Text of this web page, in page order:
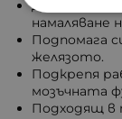
Допринася
намаляване
Подпомага
желязото.
Подкрепя
мозъчната
Подходящ в